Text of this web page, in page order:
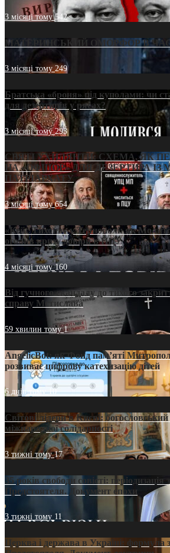
3 місяці тому542
МАТЕРИНСЬКИЙ ОМОРФОР В ЧАС
3 місяці тому249
Братська «броня» під куполами: чи
для дезертирів у рясах?
3 місяці тому293
СВЯТІ УХИЛЯНТИ: СХЕМА, ЯК
НА «ОФШОР» ДЛЯ ДЕЗЕРТИРА
ПАТРІАРХАТУ
3 місяці тому654
«Кейс Тихона» у Тернополі: як
оголив кризу довіри в ПЦУ
4 місяці тому160
Від гучного скандалу до тихого
справу Мстислава
59 хвилин тому1
AngelicBot: як Фонд пам’яті
розвиває цифрову катехизацію дітей
6 днів тому10
Світові лідери в Києві:
міжнародної солідарності
3 тижні тому17
35 років свободи совісті: періодизація
Предстоятеля. Документ епохи
3 тижні тому 11
Церква і держава в Україні: формула